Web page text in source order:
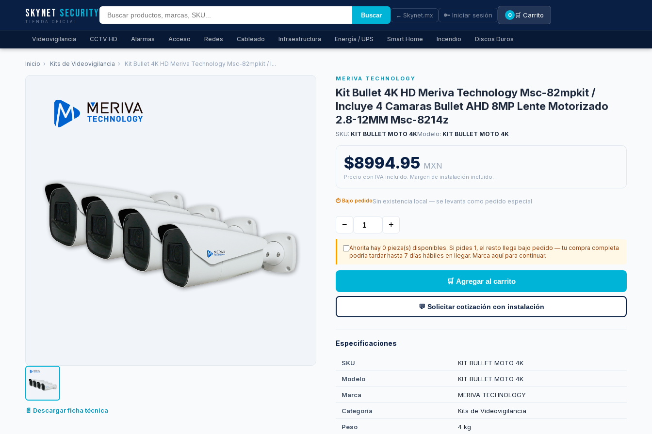
Skynet Security
TIENDA OFICIAL
Buscar ← Skynet.mx 🔑 Iniciar sesión 0 🛒 Carrito
Videovigilancia CCTV HD Alarmas Acceso Redes Cableado Infraestructura Energía / UPS Smart Home Incendio Discos Duros
Inicio › Kits de Videovigilancia › Kit Bullet 4K HD Meriva Technology Msc-82mpkit / I...
📄 Descargar ficha técnica
MERIVA TECHNOLOGY
Kit Bullet 4K HD Meriva Technology Msc-82mpkit /
Incluye 4 Camaras Bullet AHD 8MP Lente Motorizado
2.8-12MM Msc-8214z
SKU: KIT BULLET MOTO 4KModelo: KIT BULLET MOTO 4K
$8994.95 MXN
Precio con IVA incluido. Margen de instalación incluido.
⏱ Bajo pedidoSin existencia local — se levanta como pedido especial
− +
Ahorita hay 0 pieza(s) disponibles. Si pides 1, el resto llega bajo pedido — tu compra completa
podría tardar hasta 7 días hábiles en llegar. Marca aquí para continuar.
🛒 Agregar al carrito
💬 Solicitar cotización con instalación
Especificaciones
SKU KIT BULLET MOTO 4K
Modelo KIT BULLET MOTO 4K
Marca MERIVA TECHNOLOGY
Categoría Kits de Videovigilancia
Peso 4 kg